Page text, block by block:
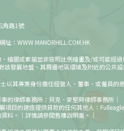
角路1號
：WWW.MANORHILL.COM.HK
繪圖或素描並非按照比例繪畫及/或可能經過
發展地盤、其周邊地區環境及附近的公共設
以其專業身份擔任經營人、董事、或僱員的
的律師事務所：貝克．麥堅時律師事務所｜
目的建造提供貸款的任何其他人：
料。｜詳情請參閱售樓說明書。｜